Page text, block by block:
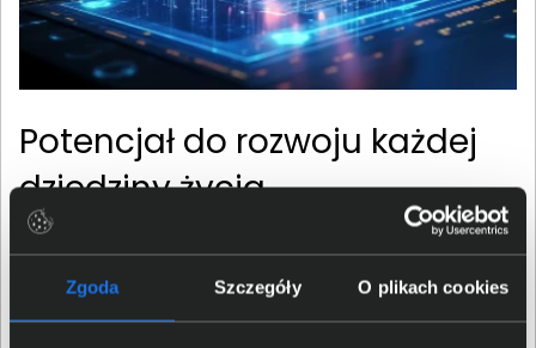
Zgoda Szczegóły O plikach cookies
Potencjał do rozwoju każdej
dziedziny życia
Z pomocą sztucznej inteligencji użytkownicy mogą stać
się bardziej kreatywni, produktywni i bezpieczni.